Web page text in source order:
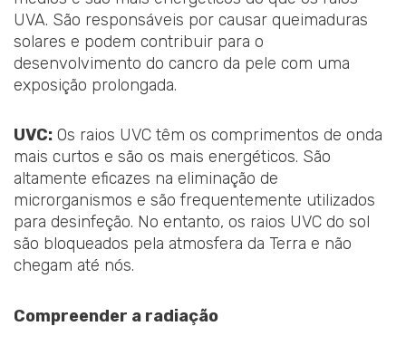
UVA. São responsáveis por causar queimaduras
solares e podem contribuir para o
desenvolvimento do cancro da pele com uma
exposição prolongada.
UVC: Os raios UVC têm os comprimentos de onda
mais curtos e são os mais energéticos. São
altamente eficazes na eliminação de
microrganismos e são frequentemente utilizados
para desinfeção. No entanto, os raios UVC do sol
são bloqueados pela atmosfera da Terra e não
chegam até nós.
Compreender a radiação